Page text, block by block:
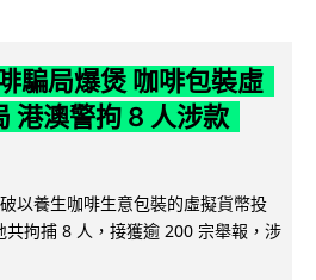
騙局爆煲 咖啡包裝虛
港澳警拘 8 人涉款
以養生咖啡生意包裝的虛擬貨幣投
拘捕 8 人，接獲逾 200 宗舉報，涉